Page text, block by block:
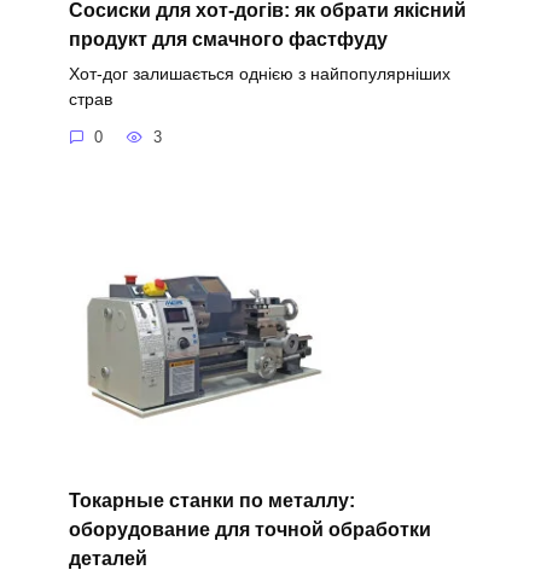
Сосиски для хот-догів: як обрати якісний
продукт для смачного фастфуду
Хот-дог залишається однією з найпопулярніших
страв
0 3
Токарные станки по металлу:
оборудование для точной обработки
деталей